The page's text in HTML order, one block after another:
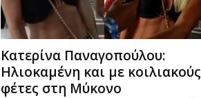
Κατερίνα Παναγοπούλου:
Ηλιοκαμένη και με κοιλιακούς
φέτες στη Μύκονο